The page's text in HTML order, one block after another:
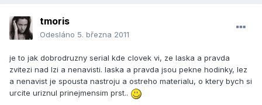
tmoris
Odesláno 5. března 2011
je to jak dobrodruzny serial kde clovek vi, ze laska a pravda
zvitezi nad lzi a nenavisti. laska a pravda jsou pekne hodinky, lez
a nenavist je spousta nastroju a ostreho materialu, o ktery bych si
urcite uriznul prinejmensim prst..